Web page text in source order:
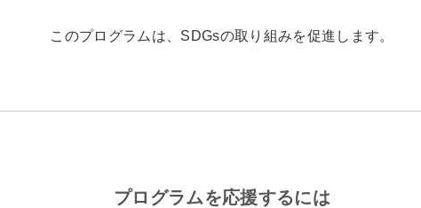
このプログラムは、SDGsの取り組みを促進します。
プログラムを応援するには